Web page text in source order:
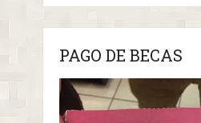
PAGO DE BECAS